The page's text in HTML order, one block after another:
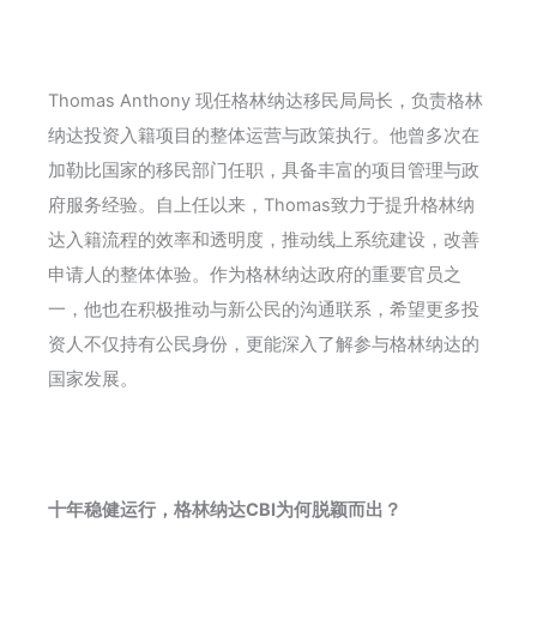
Thomas Anthony 现任格林纳达移民局局长，负责格林
纳达投资入籍项目的整体运营与政策执行。他曾多次在
加勒比国家的移民部门任职，具备丰富的项目管理与政
府服务经验。自上任以来，Thomas致力于提升格林纳
达入籍流程的效率和透明度，推动线上系统建设，改善
申请人的整体体验。作为格林纳达政府的重要官员之
一，他也在积极推动与新公民的沟通联系，希望更多投
资人不仅持有公民身份，更能深入了解参与格林纳达的
国家发展。
十年稳健运行，格林纳达CBI为何脱颖而出？